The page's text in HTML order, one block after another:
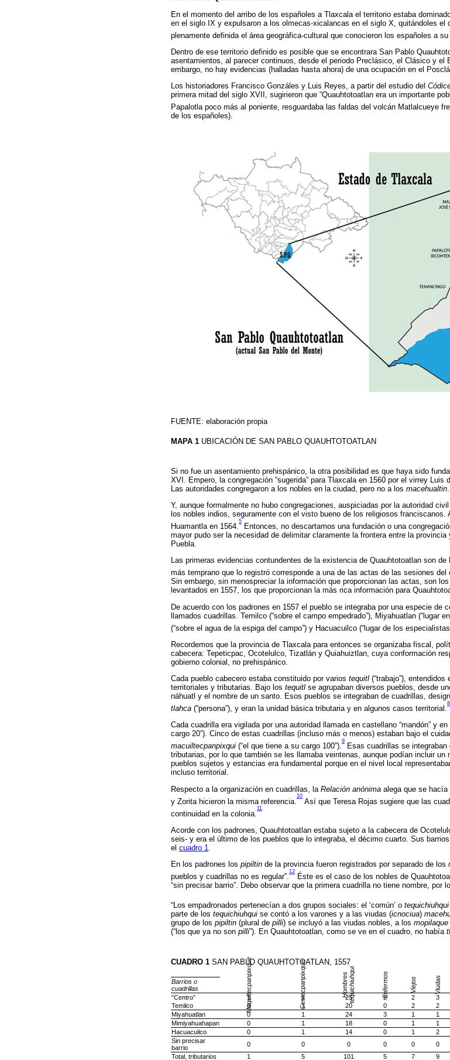
En el momento del arribo de los españoles a Tlaxcala el territorio estaba
en el siglo IX y expulsaron a los olmecas-xicalancas en el siglo X, quitándoles el
plenamente definida el área geográfica-cultural que conocieron los españoles a su
Dentro de ese territorio definido es posible que se encontrara San Pablo
asentamientos, al parecer continuos, desde el periodo Preclásico, el Clásico y el
embargo, no hay evidencias (halladas hasta ahora) de una ocupación en el
Los historiadores Francisco Gonzáles y Luis Reyes, a partir del estudio del
primera mitad del siglo XVII, sugirieron que “Quauhtotoatlan era un importante
Papalotla poco más al poniente, resguardaba las faldas del volcán Matlalcueye
de los españoles).
FUENTE: elaboración propia
MAPA 1 UBICACIÓN DE SAN PABLO QUAUHTOTOATLAN
Si no fue un asentamiento prehispánico, la otra posibilidad es que haya sido
XVI. Empero, la congregación “sugerida” para Tlaxcala en 1560 por el virrey
Las autoridades congregaron a los nobles en la ciudad, pero no a los macehualtin.
Y, aunque formalmente no hubo congregaciones, auspiciadas por la autoridad
los nobles indios, seguramente con el visto bueno de los religiosos
Huamantla en 1564.
5
Entonces, no descartamos una fundación o una
mayor pudo ser la necesidad de delimitar claramente la frontera entre la
Puebla.
Las primeras evidencias contundentes de la existencia de Quauhtotoatlan son
más temprano que lo registró corresponde a una de las actas de las sesiones
Sin embargo, sin menospreciar la información que proporcionan las actas, son los
levantados en 1557, los que proporcionan la más rica información para
De acuerdo con los padrones en 1557 el pueblo se integraba por una especie de
llamados cuadrillas. Temilco (“sobre el campo empedrado”), Miyahuatlan (“lugar
(“sobre el agua de la espiga del campo”) y Hacuacuilco (“lugar de los especialistas
Recordemos que la provincia de Tlaxcala para entonces se organizaba fiscal,
cabecera: Tepeticpac, Ocotelulco, Tizatlán y Quiahuiztlan, cuya conformación
gobierno colonial, no prehispánico.
Cada pueblo cabecero estaba constituido por varios tequitl (“trabajo”),
territoriales y tributarias. Bajo los tequitl se agrupaban diversos pueblos, desde
náhuatl y el nombre de un santo. Esos pueblos se integraban de cuadrillas,
tlahca (“persona”), y eran la unidad básica tributaria y en algunos casos territorial.
8
Cada cuadrilla era vigilada por una autoridad llamada en castellano “mandón” y en
cargo 20”). Cinco de estas cuadrillas (incluso más o menos) estaban bajo el
macuiltecpanpixqui (“el que tiene a su cargo 100”).
9
Esas cuadrillas se
tributarias, por lo que también se les llamaba veintenas, aunque podían incluir un
pueblos sujetos y estancias era fundamental porque en el nivel local
incluso territorial.
Respecto a la organización en cuadrillas, la Relación anónima alega que se hacía
y Zorita hicieron la misma referencia.
10
Así que Teresa Rojas sugiere que las
continuidad en la colonia.
11
Acorde con los padrones, Quauhtotoatlan estaba sujeto a la cabecera de
seis- y era el último de los pueblos que lo integraba, el décimo cuarto. Sus
el cuadro 1
En los padrones los pipiltin de la provincia fueron registrados por separado de los
pueblos y cuadrillas no es regular”.
12
Éste es el caso de los nobles de
“sin precisar barrio”. Debo observar que la primera cuadrilla no tiene nombre, por
“Los empadronados pertenecían a dos grupos sociales: el ‘común’ o tequichiuhqui
parte de los tequichiuhqui se contó a los varones y a las viudas (icnociua)
grupo de los pipiltin (plural de pilli) se incluyó a las viudas nobles, a los mopilaque
(“los que ya no son pilli”). En Quauhtotoatlan, como se ve en el cuadro, no había
CUADRO 1 SAN PABLO QUAUHTOTOATLAN, 1557
Barrios o
cuadrillas
Maquiltecpanpixque Centecpanpixque H
o
m
b
r
e
s
t
e
q
ui
c
hi
u
h
qui Enfermos Viejos Viudas
“Centro” 1 1 25 2 2 3
Temilco
0 1 20 0 2 2
Miyahuatlan
0 1 24 3 1 1
Mimiyahuahapan
0 1 18 0 1 1
Hacuacuilco
0 1 14 0 1 2
Sin precisar
barrio
0 0 0 0 0 0
Total, tributarios
1 5 101 5 7 9